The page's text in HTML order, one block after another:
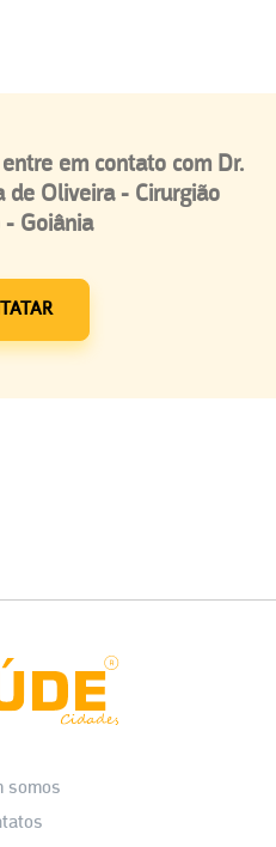
em contato com Dr.
de Oliveira - Cirurgião
- Goiânia
somos